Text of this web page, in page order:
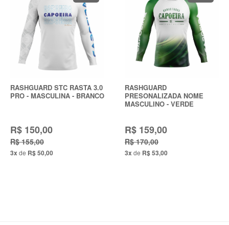
RASHGUARD STC RASTA 3.0
PRO - MASCULINA - BRANCO
R$ 150,00
R$ 155,00
3x de R$ 50,00
RASHGUARD
PRESONALIZADA NOME
MASCULINO - VERDE
R$ 159,00
R$ 170,00
3x de R$ 53,00